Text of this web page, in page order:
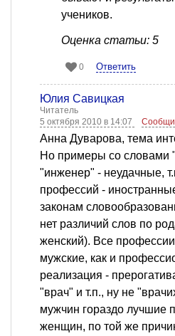
учеников.
Оценка статьи: 5
0 Ответить
Юлия Савицкая
Читатель
5 октября 2010 в 14:07
Анна Дуварова, тема
Но примеры со словами
"инженер" - неудачные,
профессий -
законам
нет различий слов по
женский). Все
мужские, как и
реализация -
"врач" и т.п., ну не
мужчин гораздо лучшие
женщин, по той же